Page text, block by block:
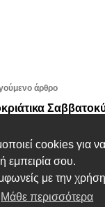
cookies για να
εμπειρία σου.
με την χρήση
Μάθε περισσότερα
άρθρο
και κέφι στο
Το καρναβάλι
αλλά